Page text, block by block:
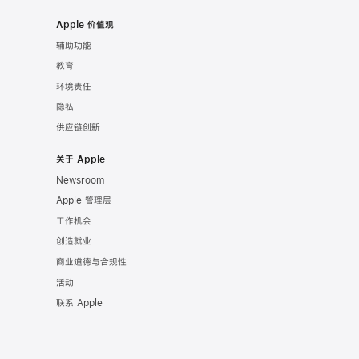
Apple 价值观
辅助功能
教育
环境责任
隐私
供应链创新
关于 Apple
Newsroom
Apple 管理层
工作机会
创造就业
商业道德与合规性
活动
联系 Apple